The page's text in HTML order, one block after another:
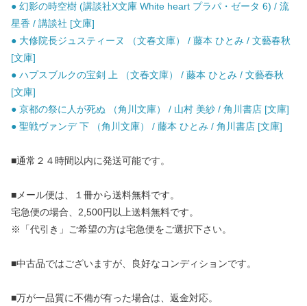
● 幻影の時空樹 (講談社X文庫 White heart プラパ・ゼータ 6) / 流
星香 / 講談社 [文庫]
● 大修院長ジュスティーヌ （文春文庫） / 藤本 ひとみ / 文藝春秋
[文庫]
● ハプスブルクの宝剣 上 （文春文庫） / 藤本 ひとみ / 文藝春秋
[文庫]
● 京都の祭に人が死ぬ （角川文庫） / 山村 美紗 / 角川書店 [文庫]
● 聖戦ヴァンデ 下 （角川文庫） / 藤本 ひとみ / 角川書店 [文庫]
■通常２４時間以内に発送可能です。
■メール便は、１冊から送料無料です。
宅急便の場合、2,500円以上送料無料です。
※「代引き」ご希望の方は宅急便をご選択下さい。
■中古品ではございますが、良好なコンディションです。
■万が一品質に不備が有った場合は、返金対応。